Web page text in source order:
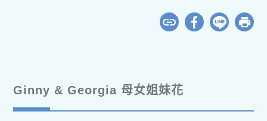
Ginny & Georgia 母女姐妹花